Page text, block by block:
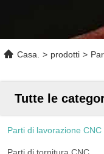
Casa. > prodotti >
Tutte le
Parti di lavorazione CNC